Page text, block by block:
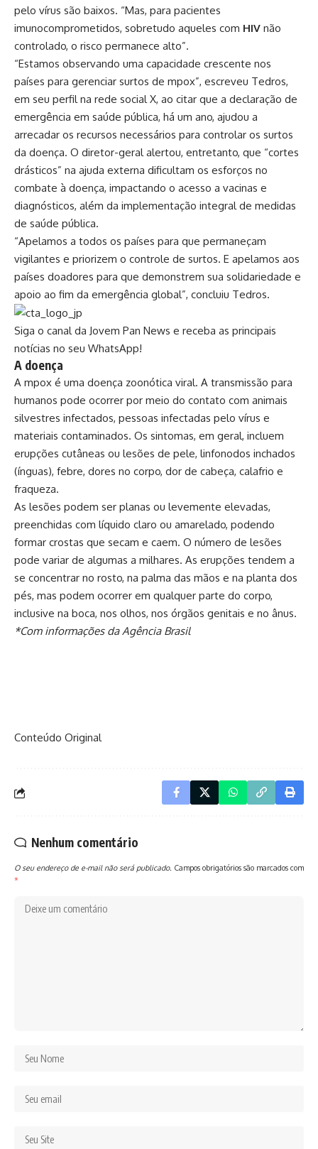
pelo vírus são baixos. “Mas, para pacientes
imunocomprometidos, sobretudo aqueles com HIV não
controlado, o risco permanece alto”.
“Estamos observando uma capacidade crescente nos
países para gerenciar surtos de mpox”, escreveu Tedros,
em seu perfil na rede social X, ao citar que a declaração de
emergência em saúde pública, há um ano, ajudou a
arrecadar os recursos necessários para controlar os surtos
da doença. O diretor-geral alertou, entretanto, que “cortes
drásticos” na ajuda externa dificultam os esforços no
combate à doença, impactando o acesso a vacinas e
diagnósticos, além da implementação integral de medidas
de saúde pública.
“Apelamos a todos os países para que permaneçam
vigilantes e priorizem o controle de surtos. E apelamos aos
países doadores para que demonstrem sua solidariedade e
apoio ao fim da emergência global”, concluiu Tedros.
Siga o canal da Jovem Pan News e receba as principais
notícias no seu WhatsApp!
A doença
A mpox é uma doença zoonótica viral. A transmissão para
humanos pode ocorrer por meio do contato com animais
silvestres infectados, pessoas infectadas pelo vírus e
materiais contaminados. Os sintomas, em geral, incluem
erupções cutâneas ou lesões de pele, linfonodos inchados
(ínguas), febre, dores no corpo, dor de cabeça, calafrio e
fraqueza.
As lesões podem ser planas ou levemente elevadas,
preenchidas com líquido claro ou amarelado, podendo
formar crostas que secam e caem. O número de lesões
pode variar de algumas a milhares. As erupções tendem a
se concentrar no rosto, na palma das mãos e na planta dos
pés, mas podem ocorrer em qualquer parte do corpo,
inclusive na boca, nos olhos, nos órgãos genitais e no ânus.
*Com informações da Agência Brasil
Conteúdo Original
Nenhum comentário
O seu endereço de e-mail não será publicado. Campos obrigatórios são marcados com
*